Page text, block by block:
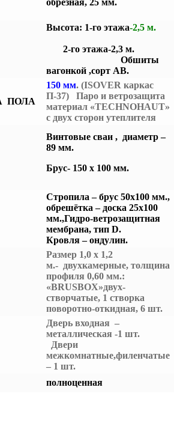
обрезная, 25 мм.
Высота: 1-го этажа-2,5 м.
2-го этажа-2,3 м.
Обшиты
вагонкой ,сорт АВ.
ПОЛА
150 мм. (ISOVER каркас
П-37) Паро и ветрозащита
материал «TECHNOHAUT»
с двух сторон утеплителя
Винтовые сваи , диаметр –
89 мм.
Брус- 150 х 100 мм.
Стропила – брус 50х100 мм.,
обрешётка – доска 25х100
мм.,Гидро-ветрозащитная
мембрана, тип D.
Кровля – ондулин.
Размер 1,0 х 1,2
м.- двухкамерные, толщина
профиля 0,60 мм.:
«BRUSBOX»двух-
створчатые, 1 створка
поворотно-откидная, 6 шт.
Дверь входная –
металлическая -1 шт.
Двери
межкомнатные,филенчатые
– 1 шт.
полноценная